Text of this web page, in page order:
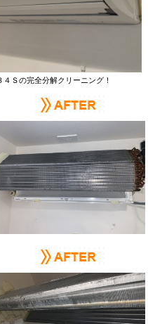
Ｓの完全分解クリーニング！